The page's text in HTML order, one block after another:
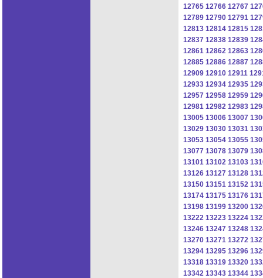
12765 12766 12767
12789 12790 12791
12813 12814 12815
12837 12838 12839
12861 12862 12863
12885 12886 12887
12909 12910 12911
12933 12934 12935
12957 12958 12959
12981 12982 12983
13005 13006 13007
13029 13030 13031
13053 13054 13055
13077 13078 13079
13101 13102 13103
13126 13127 13128
13150 13151 13152
13174 13175 13176
13198 13199 13200
13222 13223 13224
13246 13247 13248
13270 13271 13272
13294 13295 13296
13318 13319 13320
13342 13343 13344